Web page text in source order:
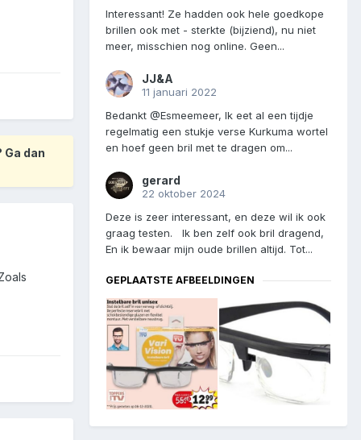
dan
Interessant! Ze hadden ook hele goedkope
brillen ook met - sterkte (bijziend), nu niet
meer, misschien nog online. Geen...
JJ&A
11 januari 2022
Bedankt @Esmeemeer, Ik eet al een tijdje
regelmatig een stukje verse Kurkuma wortel
en hoef geen bril met te dragen om...
gerard
22 oktober 2024
Deze is zeer interessant, en deze wil ik ook
graag testen. Ik ben zelf ook bril dragend,
En ik bewaar mijn oude brillen altijd. Tot...
GEPLAATSTE AFBEELDINGEN